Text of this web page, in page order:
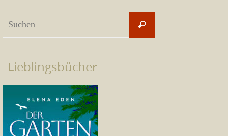
Suchen
Lieblingsbücher